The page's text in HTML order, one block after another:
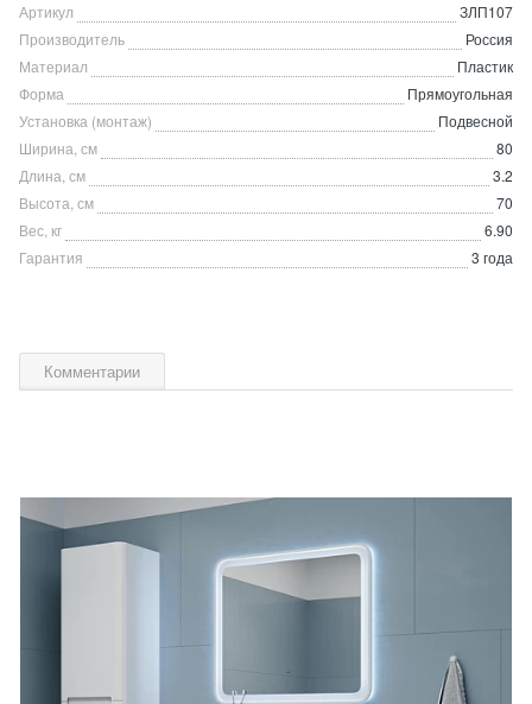
Артикул
ЗЛП107
Производитель
Россия
Материал
Пластик
Форма
Прямоугольная
Установка (монтаж)
Подвесной
Ширина, см
80
Длина, см
3.2
Высота, см
70
Вес, кг
6.90
Гарантия
3 года
Комментарии